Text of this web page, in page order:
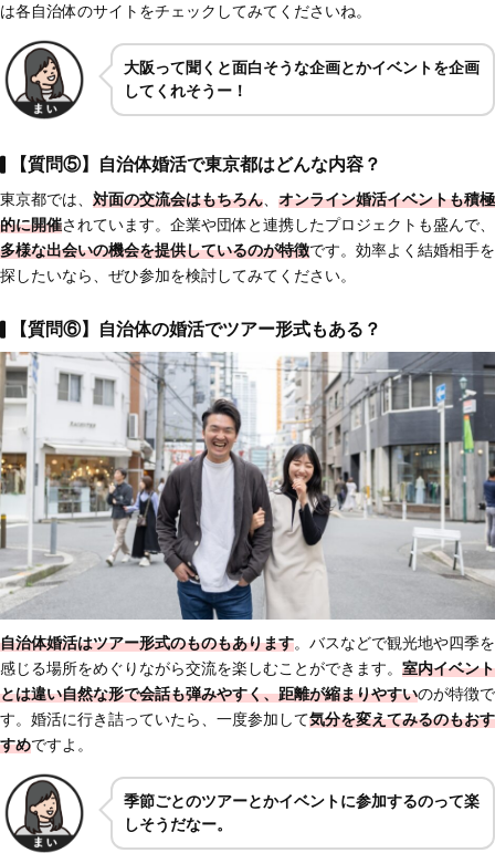
は各自治体のサイトをチェックしてみてくださいね。
大阪って聞くと面白そうな企画とかイベントを企画
してくれそうー！
【質問⑤】自治体婚活で東京都はどんな内容？
東京都では、 対面の交流会はもちろん
オンライン婚活イベントも積極
的に開催されています。企業や団体と連携したプロジェクトも盛んで、
多様な出会いの機会を提供しているのが特徴です。効率よく結婚相手を
探したいなら、ぜひ参加を検討してみてください。
【質問⑥】自治体の婚活でツアー形式もある？
自治体婚活はツアー形式のものもあります。バスなどで観光地や四季を
感じる場所をめぐりながら交流を楽しむことができます。 室内イベント
とは違い自然な形で会話も弾みやすく、距離が縮まりやすいのが特徴で
す。婚活に行き詰っていたら、一度参加して気分を変えてみるのもおす
すめですよ。
季節ごとのツアーとかイベントに参加するのって楽
しそうだなー。